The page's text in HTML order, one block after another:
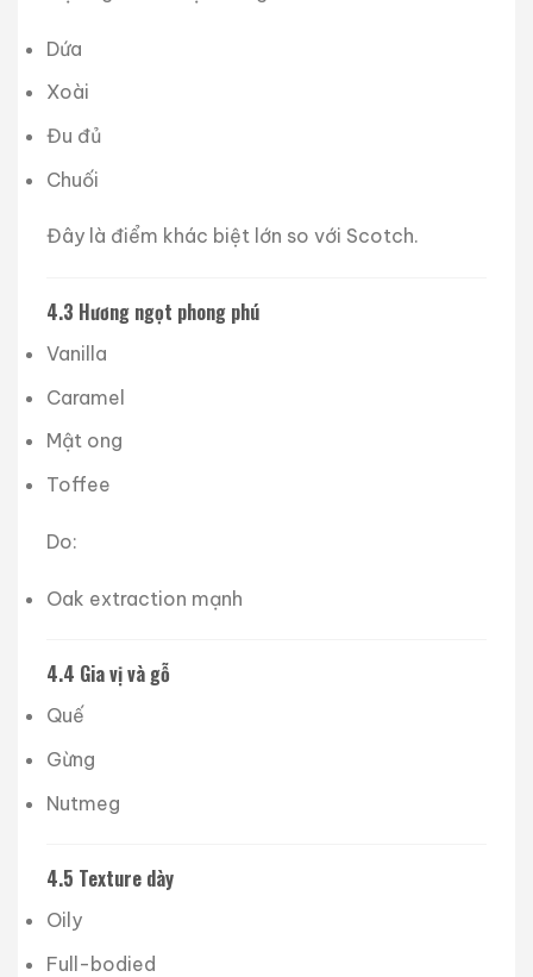
Dứa
Xoài
Đu đủ
Chuối
Đây là điểm khác biệt lớn so với Scotch.
4.3 Hương ngọt phong phú
Vanilla
Caramel
Mật ong
Toffee
Do:
Oak extraction mạnh
4.4 Gia vị và gỗ
Quế
Gừng
Nutmeg
4.5 Texture dày
Oily
Full-bodied